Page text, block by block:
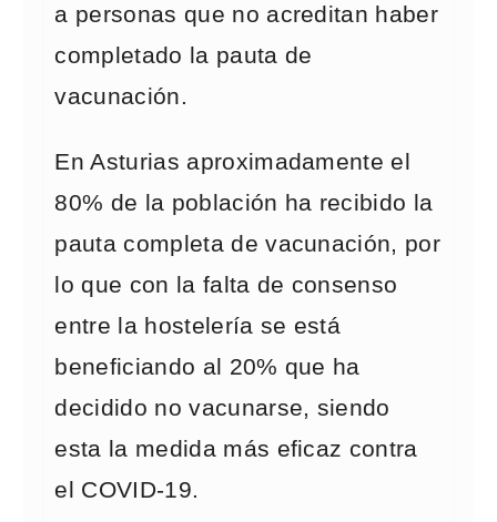
a personas que no acreditan haber
completado la pauta de
vacunación.
En Asturias aproximadamente el
80% de la población ha recibido la
pauta completa de vacunación, por
lo que con la falta de consenso
entre la hostelería se está
beneficiando al 20% que ha
decidido no vacunarse, siendo
esta la medida más eficaz contra
el COVID-19.